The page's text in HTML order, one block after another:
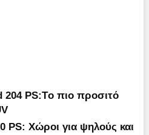
PS:Tο πιο προσιτό
PS: Χώροι για ψηλούς και